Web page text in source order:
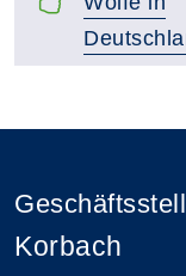
Korbach